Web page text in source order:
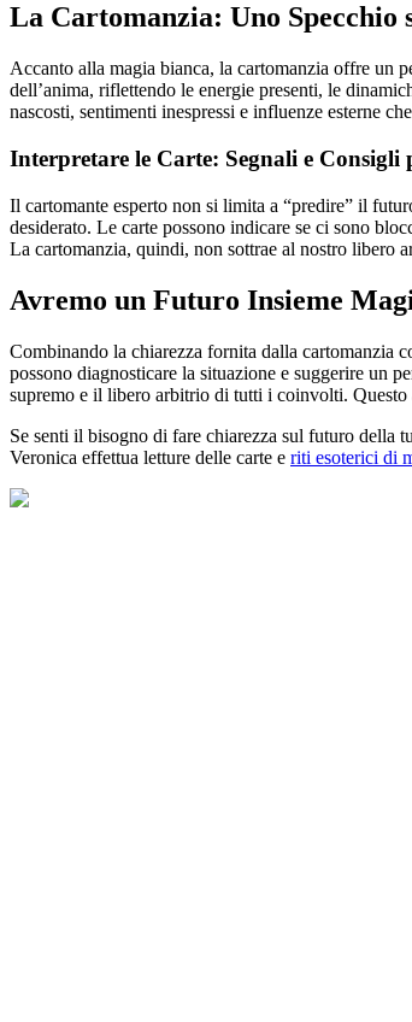
La Cartomanzia: Uno Specchio
Accanto alla magia bianca, la cartomanzia offre un
dell’anima, riflettendo le energie presenti, le
nascosti, sentimenti inespressi e influenze esterne
Interpretare le Carte: Segnali e Consigli
Il cartomante esperto non si limita a “predire” il
desiderato. Le carte possono indicare se ci sono
La cartomanzia, quindi, non sottrae al nostro libero
Avremo un Futuro Insieme
Combinando la chiarezza fornita dalla cartomanzia
possono diagnosticare la situazione e suggerire un
supremo e il libero arbitrio di tutti i coinvolti. Questo
Se senti il bisogno di fare chiarezza sul futuro della
Veronica effettua letture delle carte e riti esoterici di